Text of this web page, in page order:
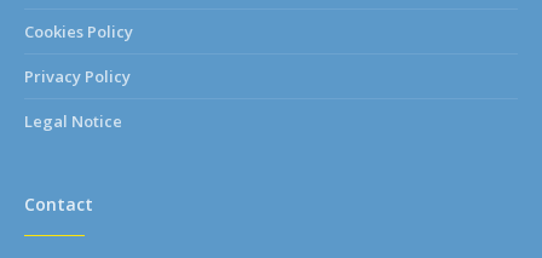
Cookies Policy
Privacy Policy
Legal Notice
Contact